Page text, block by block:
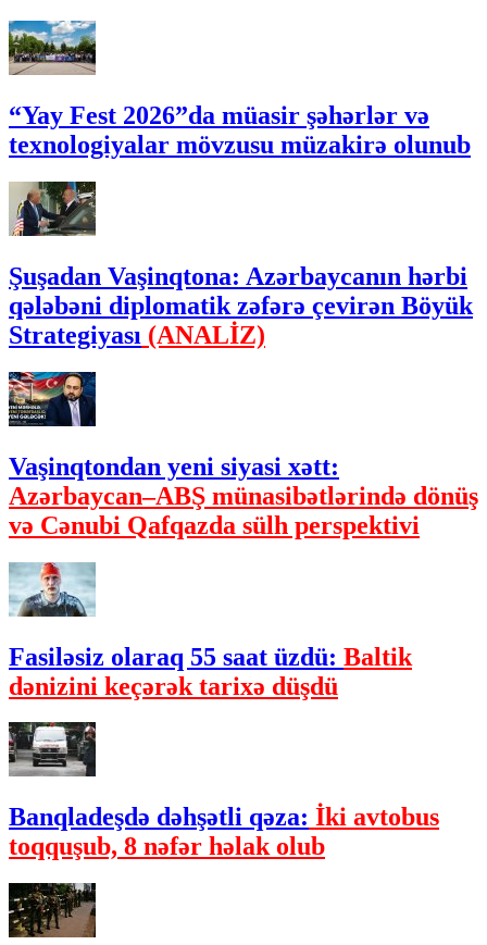
“Yay Fest 2026”da müasir şəhərlər və
texnologiyalar mövzusu müzakirə olunub
Şuşadan Vaşinqtona: Azərbaycanın hərbi
qələbəni diplomatik zəfərə çevirən Böyük
Strategiyası (ANALİZ)
Vaşinqtondan yeni siyasi xətt:
Azərbaycan–ABŞ münasibətlərində dönüş
və Cənubi Qafqazda sülh perspektivi
Fasiləsiz olaraq 55 saat üzdü: Baltik
dənizini keçərək tarixə düşdü
Banqladeşdə dəhşətli qəza: İki avtobus
toqquşub, 8 nəfər həlak olub